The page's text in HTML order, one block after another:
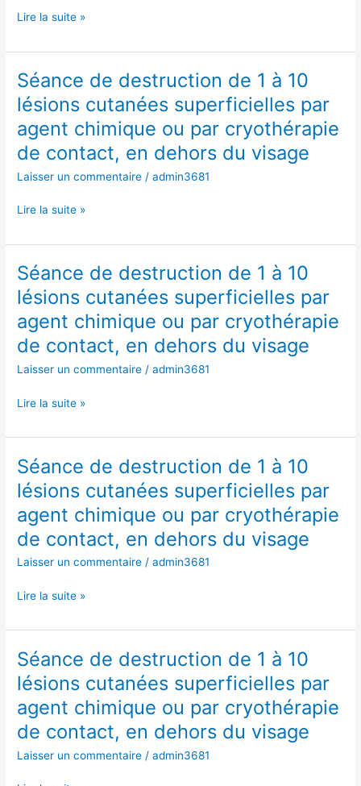
en
cutanées
agent
chimique
ou
par
cryothérapie
contact,
en
Lire la suite »
Séance de destruction de 1 à 10
lésions cutanées superficielles par
agent chimique ou par cryothérapie
de contact, en dehors du visage
Laisser un commentaire /admin3681
Séance
de
destruction
de
1
10
cutanées
agent
chimique
ou
par
cryothérapie
contact,
en
Lire la suite »
Séance de destruction de 1 à 10
lésions cutanées superficielles par
agent chimique ou par cryothérapie
de contact, en dehors du visage
Laisser un commentaire /admin3681
Séance
de
destruction
de
1
10
cutanées
agent
chimique
ou
par
cryothérapie
contact,
en
Lire la suite »
Séance de destruction de 1 à 10
lésions cutanées superficielles par
agent chimique ou par cryothérapie
de contact, en dehors du visage
Laisser un commentaire /admin3681
Séance
de
destruction
de
1
10
cutanées
agent
chimique
ou
par
cryothérapie
contact,
en
Lire la suite »
Séance de destruction de 1 à 10
lésions cutanées superficielles par
agent chimique ou par cryothérapie
de contact, en dehors du visage
Laisser un commentaire /admin3681
Séance
de
destruction
de
1
10